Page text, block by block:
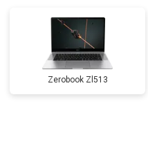
Zerobook Zl513